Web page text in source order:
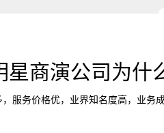
星商演公司为什
，服务价格优，业界知名度高，业务